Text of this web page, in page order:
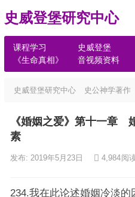
史威登堡研究中心
课程学习 史威登堡
《生命真相》
音视频资料
史威登堡研究中心 史公神学著作
《婚姻之爱》第十一章
素
发布: 2019年5月23日 4,984阅
234.我在此论述婚姻冷淡